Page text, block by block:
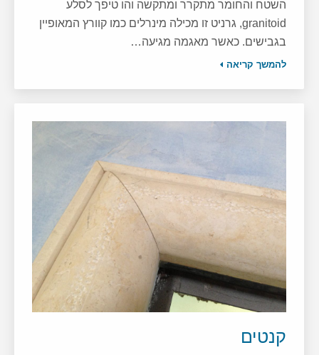
השטח והחומר מתקרר ומתקשה והו טיפך לסלע
granitoid, גרניט זו מכילה מינרלים כמו קוורץ המאופיין
בגבישים. כאשר מאגמה מגיעה…
להמשך קריאה
קנטים